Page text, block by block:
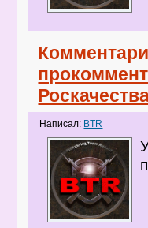
Написал: BTR